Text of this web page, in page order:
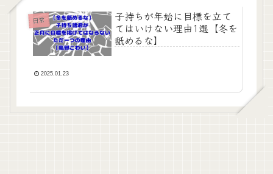
日常
子持ちが年始に目標を立て
てはいけない理由1選【冬を
舐めるな】
2025.01.23